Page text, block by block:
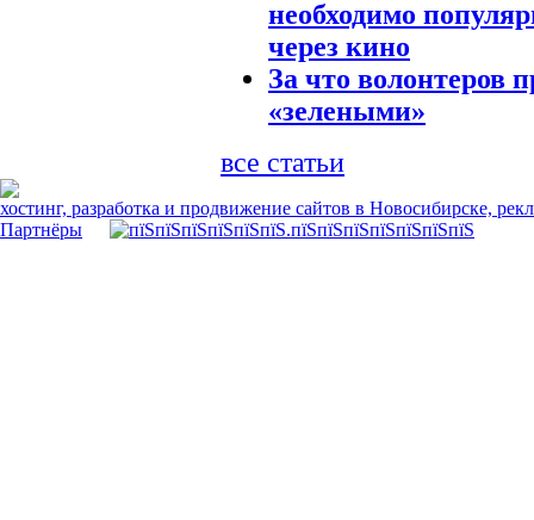
необходимо
через кино
За что волонтеров
«зелеными»
все статьи
хостинг, разработка и продвижение сайтов в Новосибирске,
Партнёры